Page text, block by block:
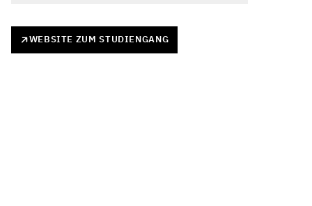
WEBSITE ZUM STUDIENGANG